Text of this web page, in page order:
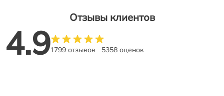
Отзывы клиентов
4.91799 отзывов 5358 оценок